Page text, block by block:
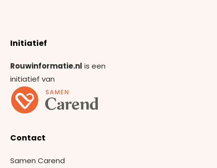
Initiatief
Rouwinformatie.nl is een
initiatief van
Contact
Samen Carend